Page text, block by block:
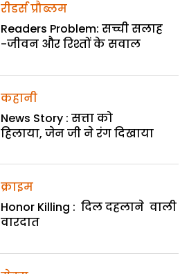
रीडर्स प्रौब्लम
Readers Problem: सच्ची सलाह
-जीवन और रिश्तों के सवाल
कहानी
News Story : सत्ता को
हिलाया, जेन जी ने रंग दिखाया
क्राइम
Honor Killing : दिल दहलाने वाली
वारदात